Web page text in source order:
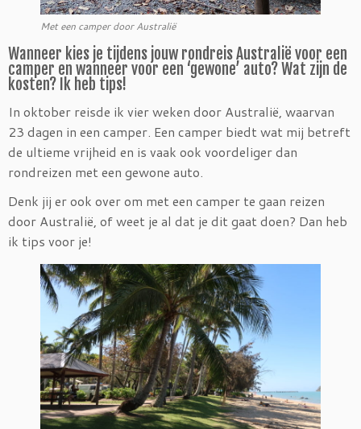
Met een camper door Australië
Wanneer kies je tijdens jouw rondreis Australië voor een
camper en wanneer voor een ‘gewone’ auto? Wat zijn de
kosten? Ik heb tips!
In oktober reisde ik vier weken door Australië, waarvan
23 dagen in een camper. Een camper biedt wat mij betreft
de ultieme vrijheid en is vaak ook voordeliger dan
rondreizen met een gewone auto.
Denk jij er ook over om met een camper te gaan reizen
door Australië, of weet je al dat je dit gaat doen? Dan heb
ik tips voor je!